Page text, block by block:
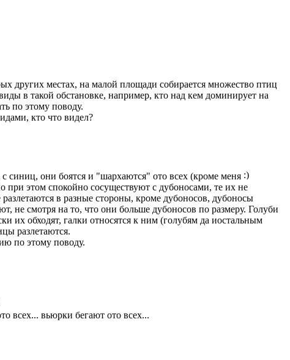
других местах, на малой площади собирается множество птиц
в такой обстановке, например, кто над кем доминирует на
по этому поводу.
кто что видел?
синиц, они боятся и "шархаются" ото всех (кроме меня
этом спокойно сосуществуют с дубоносами, те их не
в разные стороны, кроме дубоносов, дубоносы
не смотря на то, что они больше дубоносов по размеру. Голуби
их обходят, галки относятся к ним (голубям да иостальным
разлетаются.
по этому поводу.
всех... вьюрки бегают ото всех...